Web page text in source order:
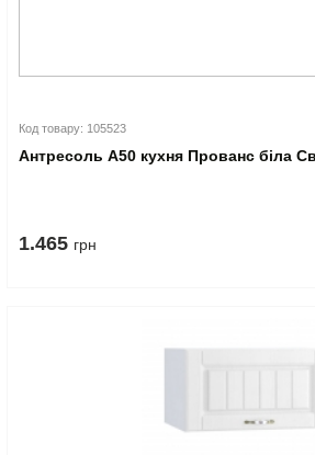
Код товару: 105523
Антресоль А50 кухня Прованс біла
1.465 грн